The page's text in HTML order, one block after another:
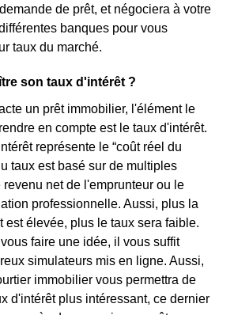
de prêt, et négociera à votre
banques pour vous
taux du marché.
son taux d'intérêt ?
un prêt immobilier, l'élément le
en compte est le taux d'intérêt.
représente le “coût réel du
taux est basé sur de multiples
net de l'emprunteur ou le
professionnelle. Aussi, plus la
est élevée, plus le taux sera faible.
faire une idée, il vous suffit
simulateurs mis en ligne. Aussi,
immobilier vous permettra de
d'intérêt plus intéressant, ce dernier